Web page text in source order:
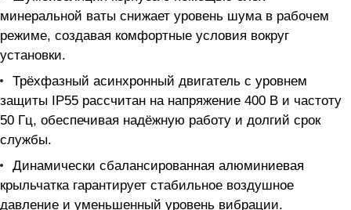
минеральной ваты снижает уровень шума в рабочем
режиме, создавая комфортные условия вокруг
установки.
Трёхфазный асинхронный двигатель с уровнем
защиты IP55 рассчитан на напряжение 400 В и частоту
50 Гц, обеспечивая надёжную работу и долгий срок
службы.
Динамически сбалансированная алюминиевая
крыльчатка гарантирует стабильное воздушное
давление и уменьшенный уровень вибрации.